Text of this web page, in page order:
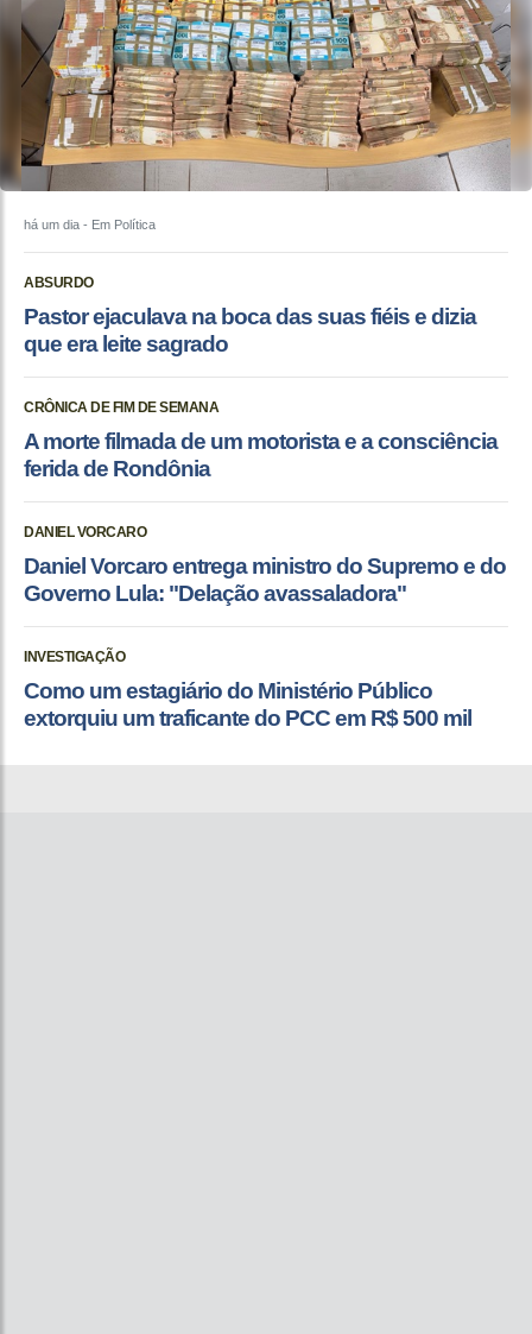
há um dia - Em Política
ABSURDO
Pastor ejaculava na boca das suas fiéis e dizia
que era leite sagrado
CRÔNICA DE FIM DE SEMANA
A morte filmada de um motorista e a consciência
ferida de Rondônia
DANIEL VORCARO
Daniel Vorcaro entrega ministro do Supremo e do
Governo Lula: "Delação avassaladora"
INVESTIGAÇÃO
Como um estagiário do Ministério Público
extorquiu um traficante do PCC em R$ 500 mil